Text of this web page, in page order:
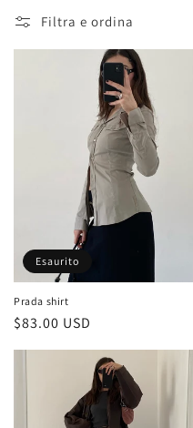
l
e
:
Filtra e ordina
Esaurito
Prada shirt
Prezzo
di
$83.00 USD